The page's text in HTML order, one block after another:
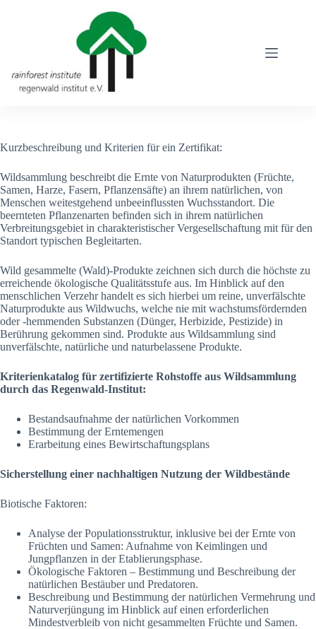
Kurzbeschreibung und Kriterien für ein Zertifikat:
Wildsammlung beschreibt die Ernte von Naturprodukten (Früchte,
Samen, Harze, Fasern, Pflanzensäfte) an ihrem natürlichen, von
Menschen weitestgehend unbeeinflussten Wuchsstandort. Die
beernteten Pflanzenarten befinden sich in ihrem natürlichen
Verbreitungsgebiet in charakteristischer Vergesellschaftung mit für den
Standort typischen Begleitarten.
Wild gesammelte (Wald)-Produkte zeichnen sich durch die höchste zu
erreichende ökologische Qualitätsstufe aus. Im Hinblick auf den
menschlichen Verzehr handelt es sich hierbei um reine, unverfälschte
Naturprodukte aus Wildwuchs, welche nie mit wachstumsfördernden
oder -hemmenden Substanzen (Dünger, Herbizide, Pestizide) in
Berührung gekommen sind. Produkte aus Wildsammlung sind
unverfälschte, natürliche und naturbelassene Produkte.
Kriterienkatalog für zertifizierte Rohstoffe aus Wildsammlung
durch das Regenwald-Institut:
Bestandsaufnahme der natürlichen Vorkommen
Bestimmung der Erntemengen
Erarbeitung eines Bewirtschaftungsplans
Sicherstellung einer nachhaltigen Nutzung der Wildbestände
Biotische Faktoren:
Analyse der Populationsstruktur, inklusive bei der Ernte von
Früchten und Samen: Aufnahme von Keimlingen und
Jungpflanzen in der Etablierungsphase.
Ökologische Faktoren – Bestimmung und Beschreibung der
natürlichen Bestäuber und Predatoren.
Beschreibung und Bestimmung der natürlichen Vermehrung und
Naturverjüngung im Hinblick auf einen erforderlichen
Mindestverbleib von nicht gesammelten Früchte und Samen.